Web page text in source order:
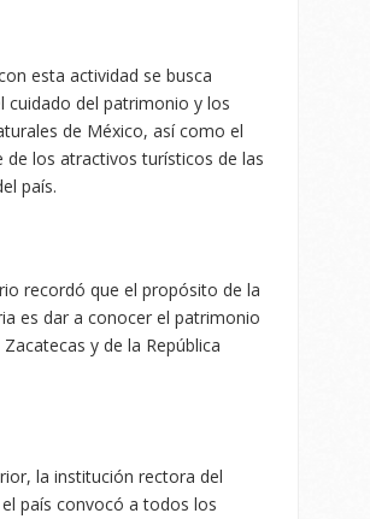
esta actividad se busca
cuidado del patrimonio y los
de México, así como el
de los atractivos turísticos de las
país.
recordó que el propósito de la
es dar a conocer el patrimonio
y de la República
la institución rectora del
país convocó a todos los